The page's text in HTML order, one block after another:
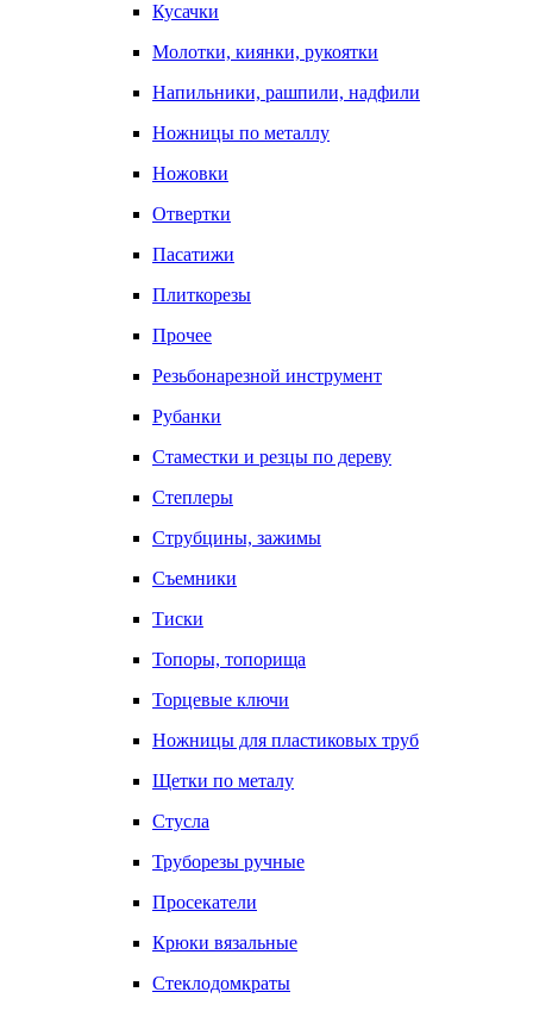
Кусачки
Молотки, киянки, рукоятки
Напильники, рашпили, надфили
Ножницы по металлу
Ножовки
Отвертки
Пасатижи
Плиткорезы
Прочее
Резьбонарезной инструмент
Рубанки
Стаместки и резцы по дереву
Степлеры
Струбцины, зажимы
Съемники
Тиски
Топоры, топорища
Торцевые ключи
Ножницы для пластиковых труб
Щетки по металу
Стусла
Труборезы ручные
Просекатели
Крюки вязальные
Стеклодомкраты